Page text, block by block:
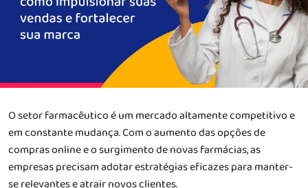
O setor farmacêutico é um mercado altamente competitivo e
em constante mudança. Com o aumento das opções de
compras online e o surgimento de novas farmácias, as
empresas precisam adotar estratégias eficazes para manter-
se relevantes e atrair novos clientes.